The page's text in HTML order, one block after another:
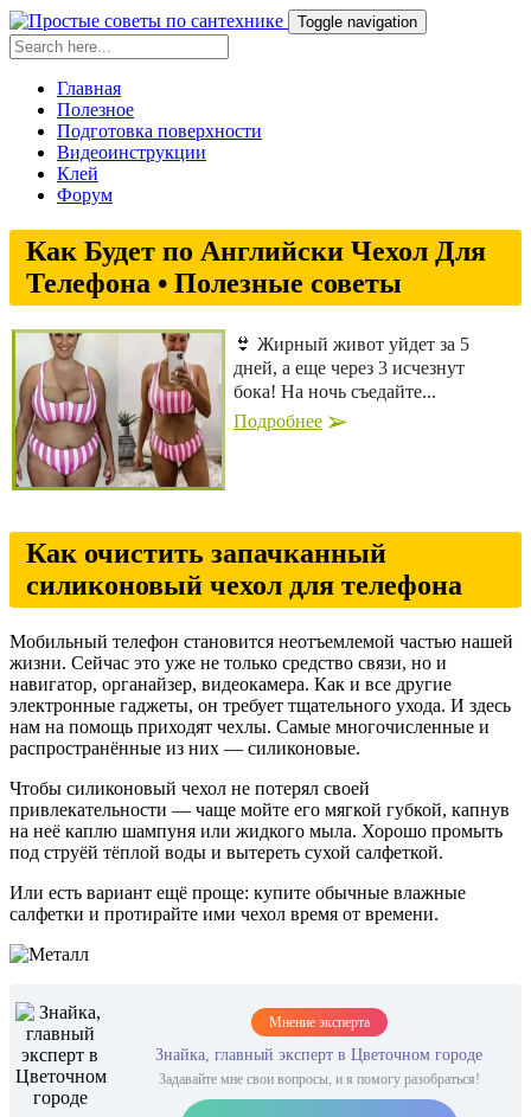
Toggle navigation
Главная
Полезное
Подготовка поверхности
Видеоинструкции
Клей
Форум
Как Будет по Английски Чехол Для
Телефона • Полезные советы
👙 Жирный живот уйдет за 5
дней, а еще через 3 исчезнут
бока! На ночь съедайте...
Подробнее
Как очистить запачканный
силиконовый чехол для телефона
Мобильный телефон становится неотъемлемой частью нашей
жизни. Сейчас это уже не только средство связи, но и
навигатор, органайзер, видеокамера. Как и все другие
электронные гаджеты, он требует тщательного ухода. И здесь
нам на помощь приходят чехлы. Самые многочисленные и
распространённые из них — силиконовые.
Чтобы силиконовый чехол не потерял своей
привлекательности — чаще мойте его мягкой губкой, капнув
на неё каплю шампуня или жидкого мыла. Хорошо промыть
под струёй тёплой воды и вытереть сухой салфеткой.
Или есть вариант ещё проще: купите обычные влажные
салфетки и протирайте ими чехол время от времени.
Мнение эксперта
Знайка, главный эксперт в Цветочном городе
Задавайте мне свои вопросы, и я помогу разобраться!